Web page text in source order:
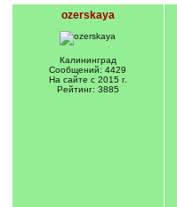
ozerskaya
Калининград
Сообщений: 4429
На сайте с 2015 г.
Рейтинг: 3885